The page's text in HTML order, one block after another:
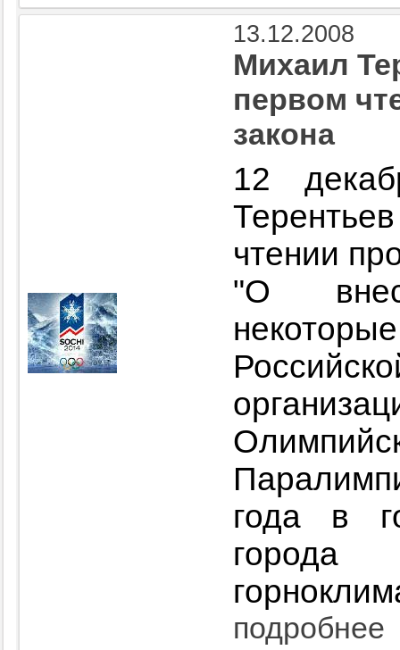
13.12.2008
Михаил
первом
закона
12
чтении
"О
года в
подробнее